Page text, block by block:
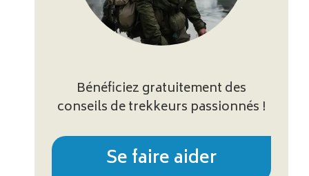
Bénéficiez gratuitement des
conseils de trekkeurs passionnés !
Se faire aider